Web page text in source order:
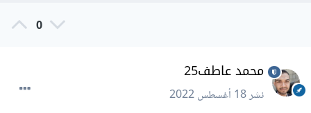
0
محمد عاطف25
نشر18 أغسطس 2022